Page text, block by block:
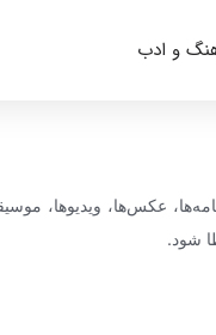
و ادب
عکس‌ها، ویدیوها،
شود.